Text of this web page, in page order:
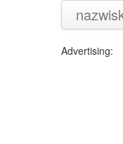
Advertising: